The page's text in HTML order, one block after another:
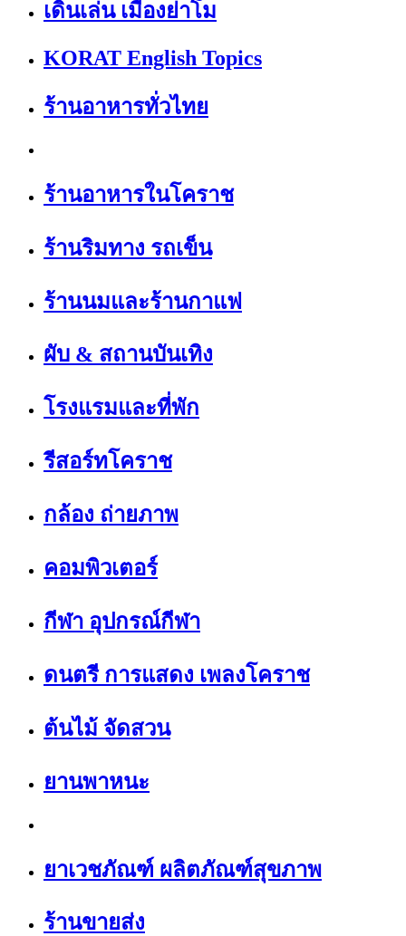
เดินเล่น เมืองย่าโม
KORAT English Topics
ร้านอาหารทั่วไทย
ร้านอาหารในโคราช
ร้านริมทาง รถเข็น
ร้านนมและร้านกาแฟ
ผับ & สถานบันเทิง
โรงแรมและที่พัก
รีสอร์ทโคราช
กล้อง ถ่ายภาพ
คอมพิวเตอร์
กีฬา อุปกรณ์กีฬา
ดนตรี การแสดง เพลงโคราช
ต้นไม้ จัดสวน
ยานพาหนะ
ยาเวชภัณฑ์ ผลิตภัณฑ์สุขภาพ
ร้านขายส่ง